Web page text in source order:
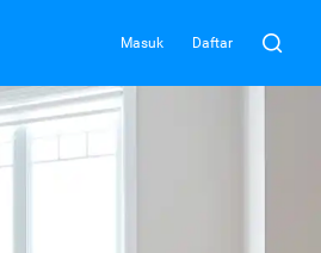
Masuk Daftar